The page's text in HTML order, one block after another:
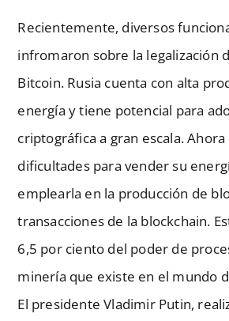
Recientemente, diversos
infromaron sobre la legalización
Bitcoin. Rusia cuenta con alta
energía y tiene potencial para
criptográfica a gran escala.
dificultades para vender su
emplearla en la producción de
transacciones de la blockchain.
6,5 por ciento del poder de
minería que existe en el mundo
El presidente Vladimir Putin,